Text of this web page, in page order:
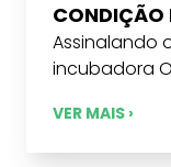
CONDIÇÃO
Assinalando
incubadora
VER MAIS ›